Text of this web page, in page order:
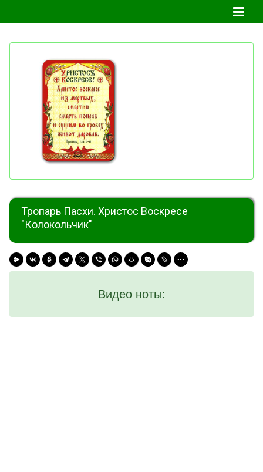
Тропарь Пасхи. Христос Воскресе
"Колокольчик"
Видео ноты: